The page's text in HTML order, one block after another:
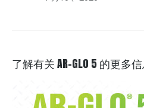
了解有关 AR-GLO 5 的更多